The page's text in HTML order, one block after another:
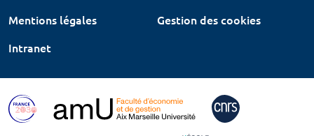
Mentions légales
Gestion des cookies
Intranet